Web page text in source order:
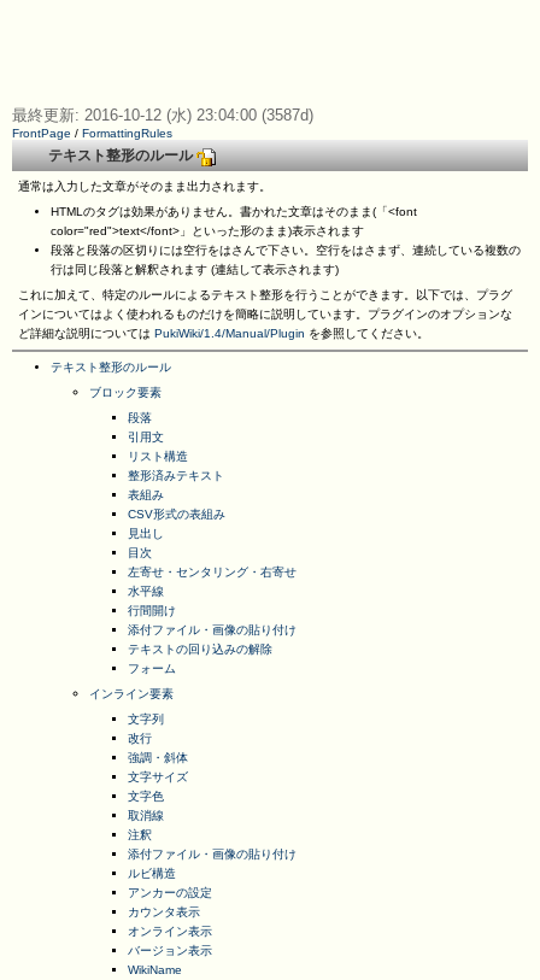
最終更新: 2016-10-12 (水) 23:04:00 (3587d)
FrontPage / FormattingRules
テキスト整形のルール
通常は入力した文章がそのまま出力されます。
HTMLのタグは効果がありません。書かれた文章はそのまま(「<font
color="red">text</font>」といった形のまま)表示されます
段落と段落の区切りには空行をはさんで下さい。空行をはさまず、連続している複数の
行は同じ段落と解釈されます (連結して表示されます)
これに加えて、特定のルールによるテキスト整形を行うことができます。以下では、プラグ
インについてはよく使われるものだけを簡略に説明しています。プラグインのオプションな
ど詳細な説明については PukiWiki/1.4/Manual/Plugin を参照してください。
テキスト整形のルール
ブロック要素
段落
引用文
リスト構造
整形済みテキスト
表組み
CSV形式の表組み
見出し
目次
左寄せ・センタリング・右寄せ
水平線
行間開け
添付ファイル・画像の貼り付け
テキストの回り込みの解除
フォーム
インライン要素
文字列
改行
強調・斜体
文字サイズ
文字色
取消線
注釈
添付ファイル・画像の貼り付け
ルビ構造
アンカーの設定
カウンタ表示
オンライン表示
バージョン表示
WikiName